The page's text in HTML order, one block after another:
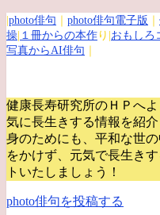
photo俳句 photo俳句電子版
操 １冊からの本作 り| おもしろ
写真からAI俳句
健康長寿研究所のＨＰへ
気に長生きする情報を紹
身のためにも、平和な世
をかけず、元気で長生き
トいたしましょう！
photo俳句を投稿する